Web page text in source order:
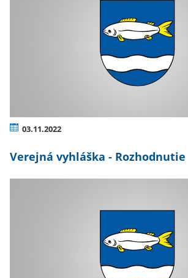
03.11.2022
Verejná vyhláška - Rozhodnutie